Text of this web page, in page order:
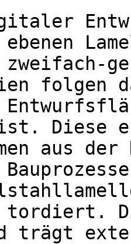
ebenen
folgen
Diese
aus
tordiert.
trägt